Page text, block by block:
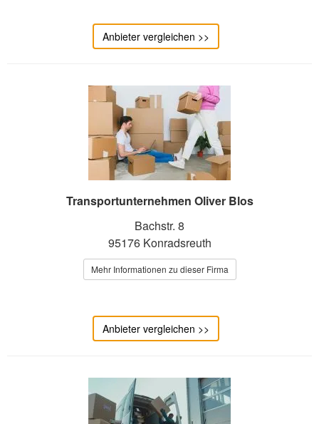
Anbieter vergleichen >>
Transportunternehmen Oliver Blos
Bachstr. 8
95176 Konradsreuth
Mehr Informationen zu dieser Firma
Anbieter vergleichen >>